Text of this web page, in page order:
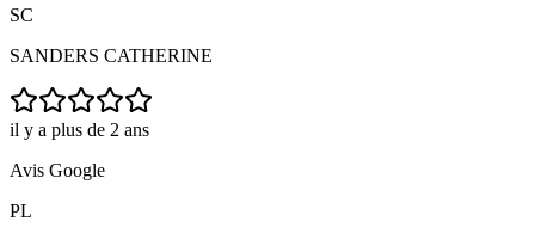
SC
SANDERS CATHERINE
il y a plus de 2 ans
Avis Google
PL